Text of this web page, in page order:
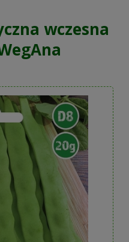
wczesna